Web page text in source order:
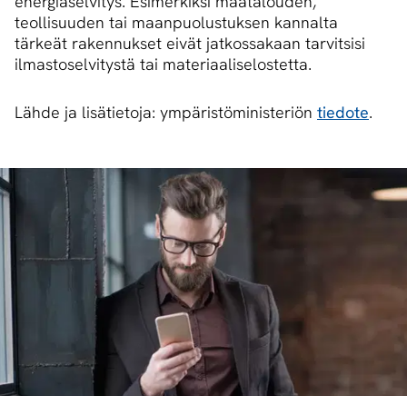
teollisuuden tai maanpuolustuksen kannalta
tärkeät rakennukset eivät jatkossakaan tarvitsisi
ilmastoselvitystä tai materiaaliselostetta.
Lähde ja lisätietoja: ympäristöministeriön tiedote.